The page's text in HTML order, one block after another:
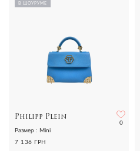
В ШОУРУМЕ
Philipp Plein
0
Размер : Mini
7 136 ГРН